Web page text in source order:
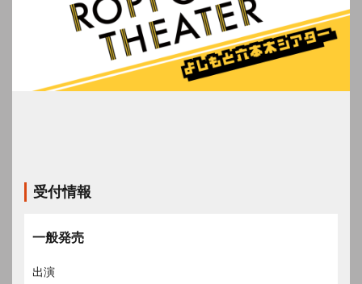
受付情報
一般発売
出演